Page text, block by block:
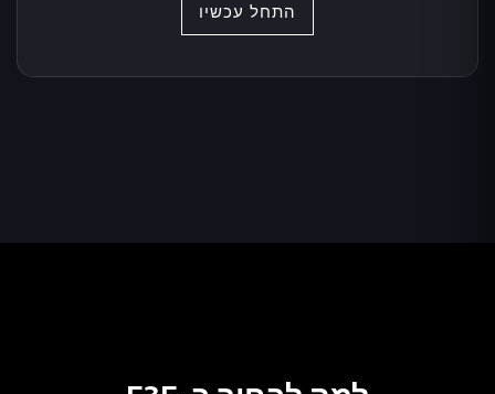
התחל עכשיו